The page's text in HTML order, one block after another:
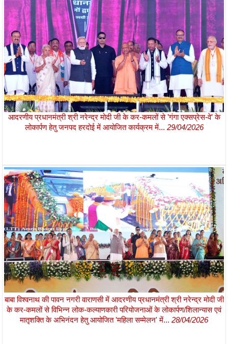
आदरणीय प्रधानमंत्री श्री नरेन्द्र मोदी जी के कर-कमलों से 'गंगा एक्सप्रेस-वे' के
लोकार्पण हेतु जनपद हरदोई में आयोजित कार्यक्रम में... 29/04/2026
बाबा विश्वनाथ की पावन नगरी वाराणसी में आदरणीय प्रधानमंत्री श्री नरेन्द्र मोदी जी
के कर-कमलों से विभिन्न लोक-कल्याणकारी परियोजनाओं के लोकार्पण/शिलान्यास एवं
मातृशक्ति के अभिनंदन हेतु आयोजित 'महिला सम्मेलन' में... 28/04/2026